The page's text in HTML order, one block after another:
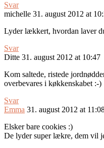
Svar
michelle 31. august 2012 at
Lyder lækkert, hvordan laver
Svar
Ditte 31. august 2012 at 10:47
Kom saltede, ristede
overbevares i køkkenskabet :-)
Svar
Emma 31. august 2012 at
Elsker bare cookies :)
De lyder super lækre, dem vil